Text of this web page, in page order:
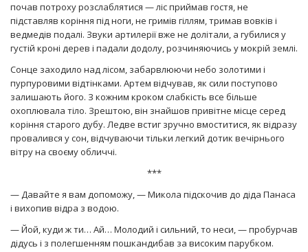
почав потроху розслаблятися — ліс приймав гостя, не
підставляв коріння під ноги, не гримів гіллям, тримав вовків і
ведмедів подалі. Звуки артилерії вже не долітали, а губилися у
густій кроні дерев і падали додолу, розчиняючись у мокрій землі.
Сонце заходило над лісом, забарвлюючи небо золотими і
пурпуровими відтінками. Артем відчував, як сили поступово
залишають його. З кожним кроком слабкість все більше
охоплювала тіло. Зрештою, він знайшов привітне місце серед
коріння старого дубу. Ледве встиг зручно вмоститися, як відразу
провалився у сон, відчуваючи тільки легкий дотик вечірнього
вітру на своєму обличчі.
***
— Давайте я вам допоможу, — Микола підскочив до діда Панаса
і вихопив відра з водою.
— Йой, куди ж ти… Ай… Молодий і сильний, то неси, — пробурчав
дідусь і з полегшенням пошкандибав за високим парубком.